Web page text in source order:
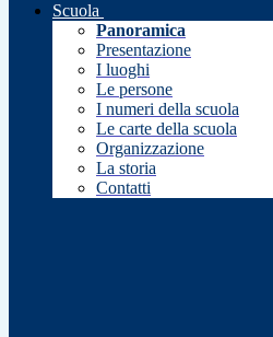
Scuola
Panoramica
Presentazione
I luoghi
Le persone
I numeri della scuola
Le carte della scuola
Organizzazione
La storia
Contatti